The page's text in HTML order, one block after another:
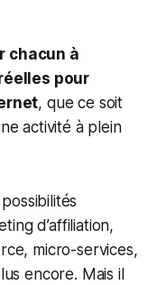
chacun à
pour
, que ce soit
activité à plein
d’affiliation,
micro-services,
encore. Mais il